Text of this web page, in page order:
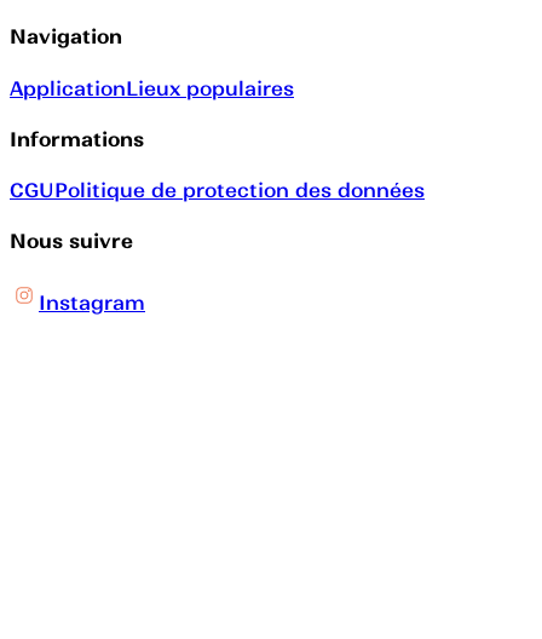
Navigation
ApplicationLieux populaires
Informations
CGUPolitique de protection des données
Nous suivre
Instagram